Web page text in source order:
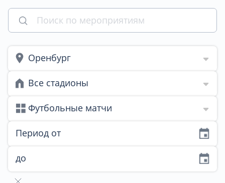
Оренбург
Все стадионы
Футбольные матчи
Период от
до